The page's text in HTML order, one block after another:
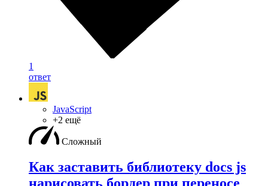
1
ответ
JavaScript
+2 ещё
Сложный
Как заставить библиотеку docs js